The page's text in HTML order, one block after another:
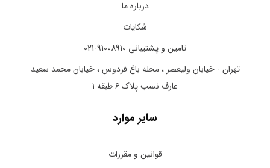
درباره ما
شکایات
تامین و پشتیبانی 91008910-021
تهران - خیابان ولیعصر ، محله باغ فردوس ، خیابان محمد سعید
عارف نسب پلاک ۶ طبقه ۱
سایر موارد
قوانین و مقررات